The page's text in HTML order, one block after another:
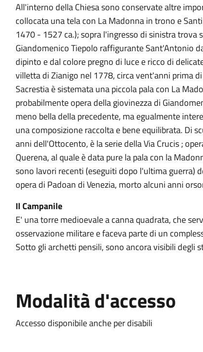
All'interno della Chiesa sono conservate altre
collocata una tela con La Madonna in trono e
1470 - 1527 ca.); sopra l'ingresso di sinistra trova
Giandomenico Tiepolo raffigurante Sant'Antonio
dipinto e dal colore pregno di luce e ricco di
villetta di Zianigo nel 1778, circa vent'anni prima
Sacrestia è sistemata una piccola pala con La
probabilmente opera della giovinezza di
meno bella della precedente, ma egualmente
una composizione raccolta e bene equilibrata. Di
anni dell'Ottocento, è la serie della Via Crucis ;
Querena, al quale è data pure la pala con la
sono lavori recenti (eseguiti dopo l'ultima guerra)
opera di Padoan di Venezia, morto alcuni anni
Il Campanile
E' una torre medioevale a canna quadrata, che
osservazione militare e faceva parte di un
Sotto gli archetti pensili, sono ancora visibili degli
Modalità d'accesso
Accesso disponibile anche per disabili